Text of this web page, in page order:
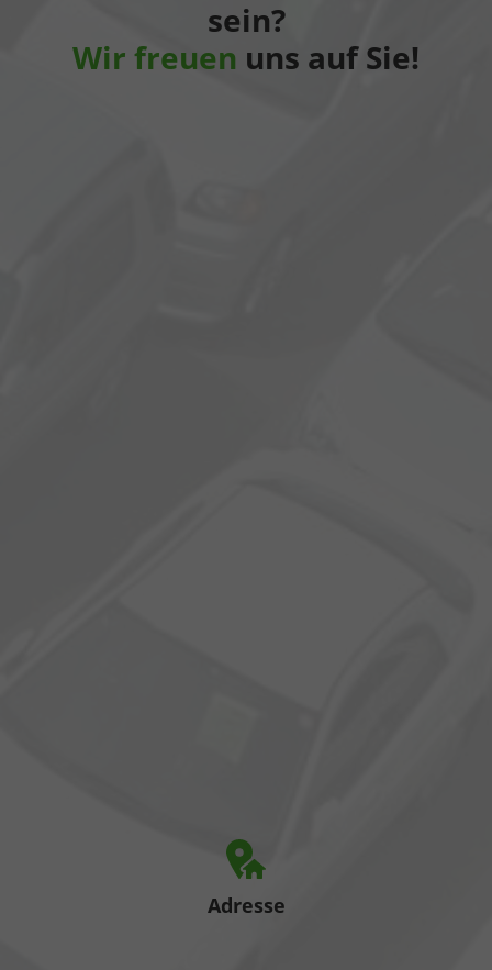
sein?
Wir freuen uns auf Sie!
Adresse